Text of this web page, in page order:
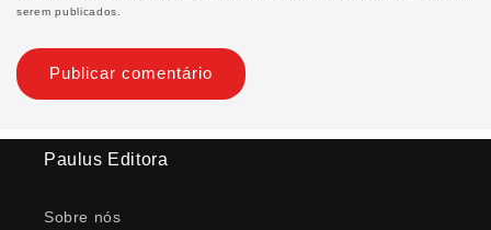
serem publicados.
Paulus Editora
Sobre nós